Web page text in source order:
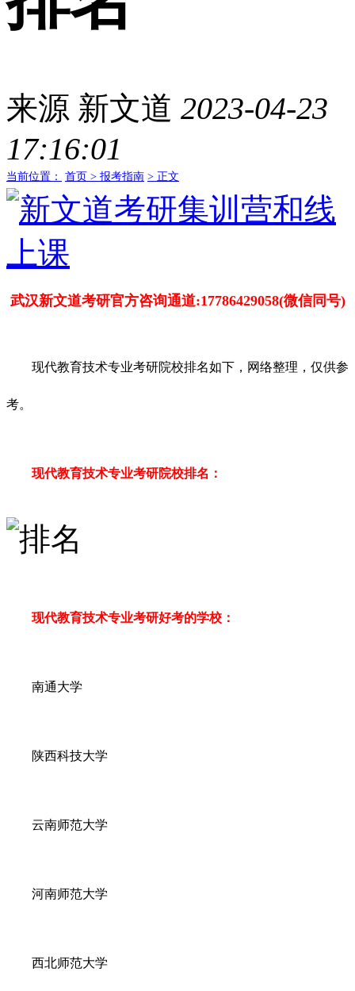
来源 新文道 2023-04-23
17:16:01
当前位置： 首页 > 报考指南 > 正文
武汉新文道考研官方咨询通道:17786429058(微信同号)
现代教育技术专业考研院校排名如下，网络整理，仅供参
考。
现代教育技术专业考研院校排名：
现代教育技术专业考研好考的学校：
南通大学
陕西科技大学
云南师范大学
河南师范大学
西北师范大学